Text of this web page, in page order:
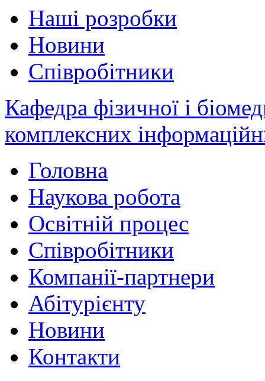
Наші розробки
Новини
Співробітники
Кафедра фізичної і
комплексних
Головна
Наукова робота
Освітній процес
Співробітники
Компанії-партнери
Абітурієнту
Новини
Контакти